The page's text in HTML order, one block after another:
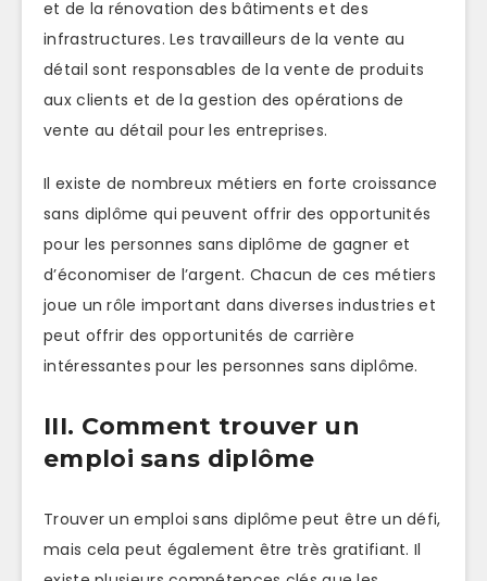
et de la rénovation des bâtiments et des
infrastructures. Les travailleurs de la vente au
détail sont responsables de la vente de produits
aux clients et de la gestion des opérations de
vente au détail pour les entreprises.
Il existe de nombreux métiers en forte croissance
sans diplôme qui peuvent offrir des opportunités
pour les personnes sans diplôme de gagner et
d’économiser de l’argent. Chacun de ces métiers
joue un rôle important dans diverses industries et
peut offrir des opportunités de carrière
intéressantes pour les personnes sans diplôme.
III. Comment trouver un
emploi sans diplôme
Trouver un emploi sans diplôme peut être un défi,
mais cela peut également être très gratifiant. Il